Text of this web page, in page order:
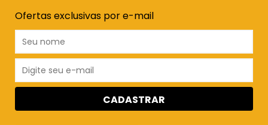
Ofertas exclusivas por e-mail
CADASTRAR